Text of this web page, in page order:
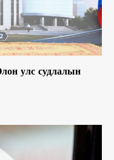
улс судлалын